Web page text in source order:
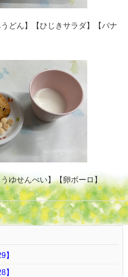
どん】【ひじきサラダ】【バナ
ゆせんべい】【卵ボーロ】
】
】